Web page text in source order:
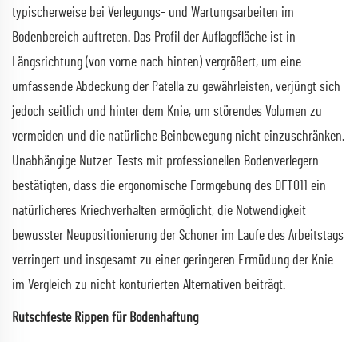
typischerweise bei Verlegungs- und Wartungsarbeiten im
Bodenbereich auftreten. Das Profil der Auflagefläche ist in
Längsrichtung (von vorne nach hinten) vergrößert, um eine
umfassende Abdeckung der Patella zu gewährleisten, verjüngt sich
jedoch seitlich und hinter dem Knie, um störendes Volumen zu
vermeiden und die natürliche Beinbewegung nicht einzuschränken.
Unabhängige Nutzer-Tests mit professionellen Bodenverlegern
bestätigten, dass die ergonomische Formgebung des DFT011 ein
natürlicheres Kriechverhalten ermöglicht, die Notwendigkeit
bewusster Neupositionierung der Schoner im Laufe des Arbeitstags
verringert und insgesamt zu einer geringeren Ermüdung der Knie
im Vergleich zu nicht konturierten Alternativen beiträgt.
Rutschfeste Rippen für Bodenhaftung